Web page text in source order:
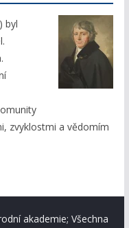
byl
zvyklostmi a vědomím
akademie; Všechna